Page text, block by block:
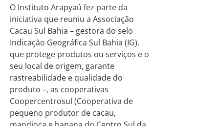
O Instituto Arapyaú fez parte da
iniciativa que reuniu a Associação
Cacau Sul Bahia – gestora do selo
Indicação Geográfica Sul Bahia (IG),
que protege produtos ou serviços e o
seu local de origem, garante
rastreabilidade e qualidade do
produto –, as cooperativas
Coopercentrosul (Cooperativa de
pequeno produtor de cacau,